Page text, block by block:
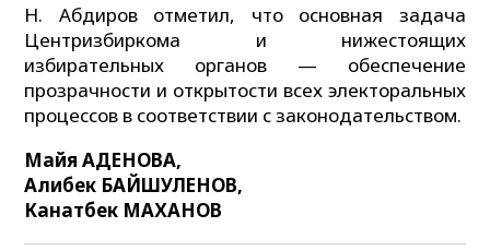
Н. Абдиров отметил, что основная задача
Центризбиркома и нижестоящих
избирательных органов — обеспечение
прозрачности и открытости всех электоральных
процессов в соответствии с законодательством.
Майя АДЕНОВА,
Алибек БАЙШУЛЕНОВ,
Канатбек МАХАНОВ